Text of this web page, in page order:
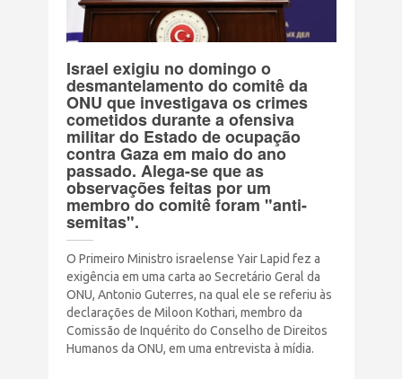
Terrorismo Israelense
AÇÕES
Clube Brasil Palestina
Doe
Eventos
Junte-se a nós
PUBLICAÇÕES
Israel exigiu no domingo o
desmantelamento do comitê da
ONU que investigava os crimes
cometidos durante a ofensiva
militar do Estado de ocupação
contra Gaza em maio do ano
passado. Alega-se que as
observações feitas por um
membro do comitê foram "anti-
semitas".
O Primeiro Ministro israelense Yair Lapid fez a
exigência em uma carta ao Secretário Geral da
ONU, Antonio Guterres, na qual ele se referiu às
declarações de Miloon Kothari, membro da
Comissão de Inquérito do Conselho de Direitos
Humanos da ONU, em uma entrevista à mídia.